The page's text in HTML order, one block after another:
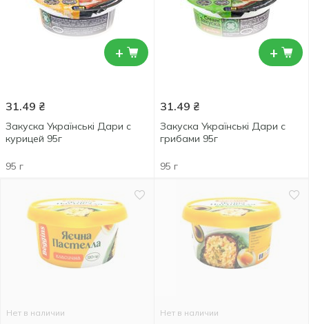
+
31.49 ₴
Закуска Українські Дари с
курицей 95г
95 г
+
31.49 ₴
Закуска Українські Дари с
грибами 95г
95 г
Нет в наличии Нет в наличии